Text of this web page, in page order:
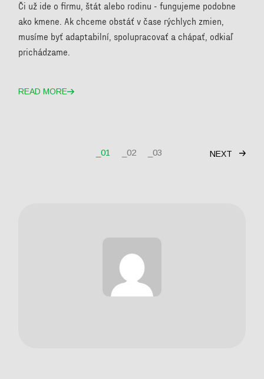
Či už ide o firmu, štát alebo rodinu - fungujeme podobne
ako kmene. Ak chceme obstáť v čase rýchlych zmien,
musíme byť adaptabilní, spolupracovať a chápať, odkiaľ
prichádzame.
READ MORE
STRÁNKOVANIE
01 02 03 NEXT